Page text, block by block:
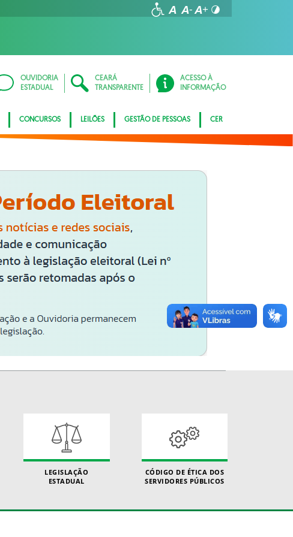
OUVIDORIA
ESTADUAL
CEARÁ
TRANSPARENTE
ACESSO À
INFORMAÇÃO
CONCURSOS LEILÕES GESTÃO DE PESSOAS CER
LEGISLAÇÃO
ESTADUAL
CÓDIGO DE ÉTICA DOS
SERVIDORES PÚBLICOS